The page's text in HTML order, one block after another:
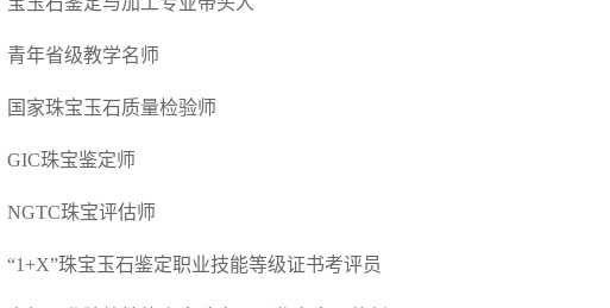
青年省级教学名师
国家珠宝玉石质量检验师
GIC珠宝鉴定师
NGTC珠宝评估师
“1+X”珠宝玉石鉴定职业技能等级证书考评员